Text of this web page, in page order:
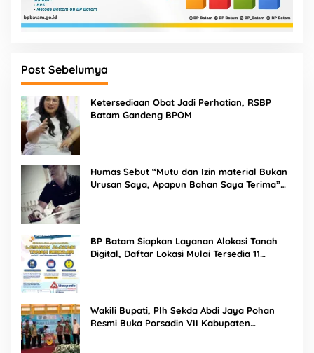
Post Sebelumya
Ketersediaan Obat Jadi Perhatian, RSBP
Batam Gandeng BPOM
Humas Sebut “Mutu dan Izin material Bukan
Urusan Saya, Apapun Bahan Saya Terima”
BP Batam Siapkan Layanan Alokasi Tanah
Digital, Daftar Lokasi Mulai Tersedia 11
Wakili Bupati, Plh Sekda Abdi Jaya Pohan
Resmi Buka Porsadin VII Kabupaten